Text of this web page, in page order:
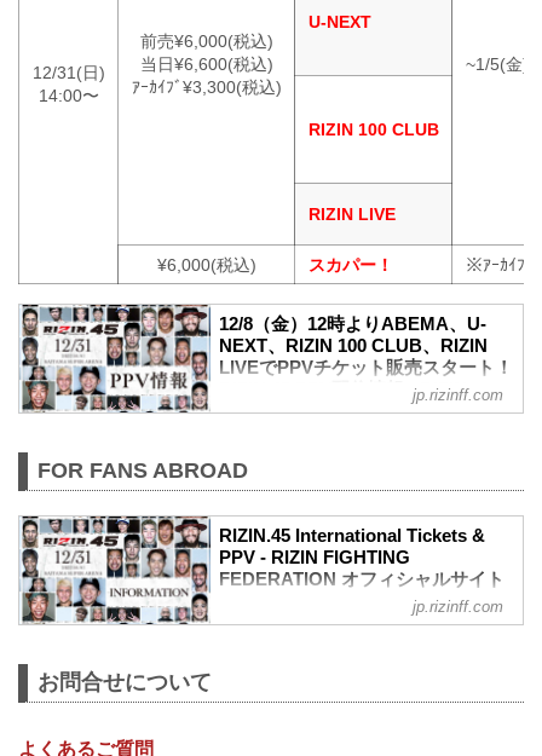
12/31(日)
14:00〜
前売¥6,000(税込)
当日¥6,600(税込)
ｱｰｶｲﾌﾞ¥3,300(税込)
~1/5(金
U-NEXT
RIZIN 100 CLUB
RIZIN LIVE
¥6,000(税込) スカパー！ ※ｱｰｶｲﾌﾞ
12/8（金）12時よりABEMA、U-
NEXT、RIZIN 100 CLUB、RIZIN
LIVEでPPVチケット販売スタート！
RIZIN.45 PPV配信情報 - RIZIN
FIGHTING FEDERATION オフィシ
今年の大晦日、さいたまスーパーアリー
ナにて開催されるRIZIN.45のPPV配信チ
ABEMA、U-NEXT、RIZIN 100 CLUB、
RIZIN LIVEで販売することが決定！
会場に来れない方はお好きな配信サービ
スで、RIZIN.45を全試合リアルタイムで
視聴しよう！
jp.rizinff.com
FOR FANS ABROAD
RIZIN.45 International Tickets &
PPV - RIZIN FIGHTING
FEDERATION オフィシャルサイト
benefit>
jp.rizinff.com
お問合せについて
よくあるご質問